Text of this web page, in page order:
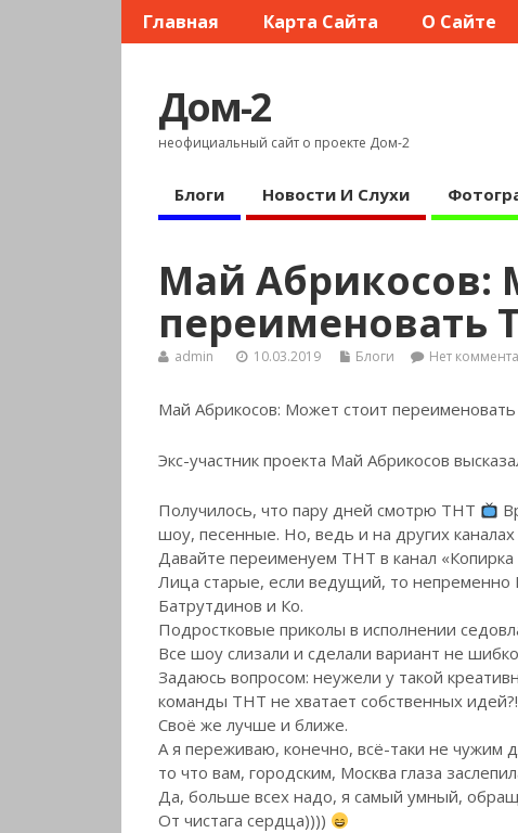
Главная Карта Сайта О Сайте
Дом-2
неофициальный сайт о проекте Дом-2
Блоги Новости И Слухи
Май Абрикосов:
переименовать
admin 10.03.2019 Блоги Нет
Май Абрикосов: Может стоит
Экс-участник проекта Май Абрикосов
Получилось, что пару дней смотрю ТНТ
шоу, песенные. Но, ведь и на других
Давайте переименуем ТНТ в канал «Копирка
Лица старые, если ведущий, то
Батрутдинов и Ко.
Подростковые приколы в исполнении
Все шоу слизали и сделали вариант не
Задаюсь вопросом: неужели у такой
команды ТНТ не хватает собственных идей?!
Своё же лучше и ближе.
А я переживаю, конечно, всё-таки не чужим
то что вам, городским, Москва глаза
Да, больше всех надо, я самый умный,
От чистага сердца))))